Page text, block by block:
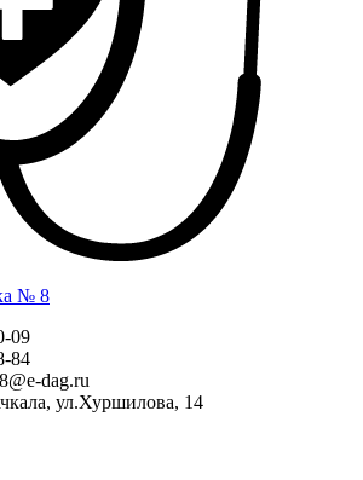
№ 8
09
84
dag.ru
ул.Хуршилова, 14